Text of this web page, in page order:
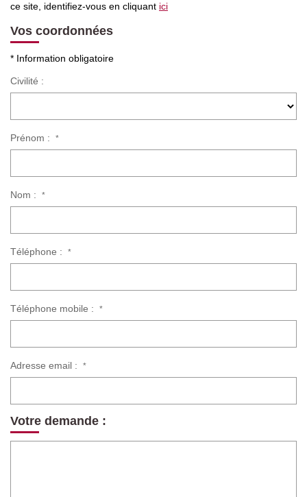
CONTACT
ce site, identifiez-vous en cliquant ici
Vos coordonnées
* Information obligatoire
Civilité :
Prénom : *
Nom : *
Téléphone : *
Téléphone mobile : *
Adresse email : *
Votre demande :